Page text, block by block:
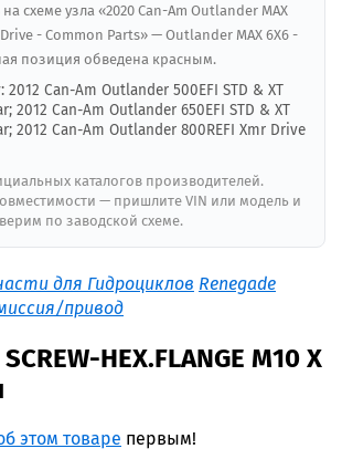
схеме узла «2020 Can-Am Outlander MAX
Drive - Common Parts» — Outlander MAX 6X6 -
позиция обведена красным.
2012 Can-Am Outlander 500EFI STD & XT
2012 Can-Am Outlander 650EFI STD & XT
2012 Can-Am Outlander 800REFI Xmr Drive
каталогов производителей.
— пришлите VIN или модель и
по заводской схеме.
для Гидроциклов Renegade
привод
HEX.FLANGE M10 X
этом товаре первым!